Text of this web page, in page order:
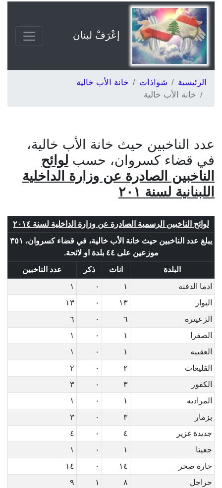
إعْرَفْ لبنان
الرئيسية شواذات
خانة الأب خالية
خانة الأب خالية
عدد الناخبين حيث خانة الأب خالية،
في قضاء كسروان، حسب لوائح
الناخبين الصادرة عن وزارة الداخلية
اللبنانية لسنة ٢٠١
لوائح الناخبين الرسمية الصادرة عن وزارة الداخلية لسنة ٢٠١٤
يبلغ عدد الناخبين حيث خانة الأب خالية، في قضاء كسروان، ٣٥١
موزعين على ٤٤ بلدة او لائحة.
البلدة
اناث ذكر
عدد الناخبين
ادما الدفنه
١ ٠
١
البوار
١٣ ٠
١٣
الزعيتره
٦ ٠
٦
الصفرا
١ ٠
١
العقيبه
١ ٠
١
القليعات
٢ ٠
٢
الكفور
٣ ٠
٣
المراديه
١ ٠
١
بزمار
٣ ٠
٣
جديدة غزير
٤ ٠
٤
جعيتا
١ ٠
١
حارة صخر
١٤ ٠
١٤
حراجل
٨ ١
٩